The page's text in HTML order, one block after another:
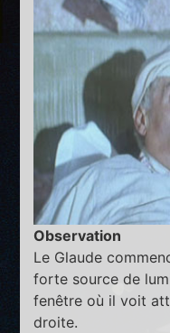
Observation
Le Glaude
forte source de
fenêtre où il voit
droite.